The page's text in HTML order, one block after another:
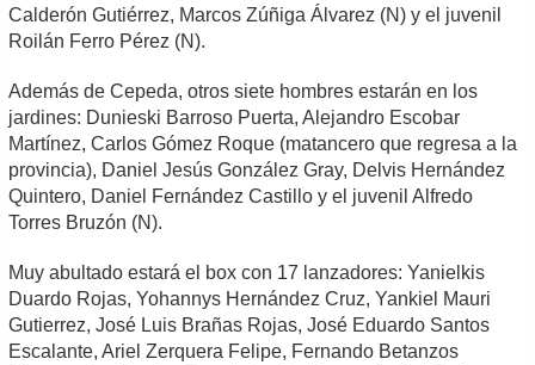
Calderón Gutiérrez, Marcos Zúñiga Álvarez (N) y el juvenil
Roilán Ferro Pérez (N).
Además de Cepeda, otros siete hombres estarán en los
jardines: Dunieski Barroso Puerta, Alejandro Escobar
Martínez, Carlos Gómez Roque (matancero que regresa a la
provincia), Daniel Jesús González Gray, Delvis Hernández
Quintero, Daniel Fernández Castillo y el juvenil Alfredo
Torres Bruzón (N).
Muy abultado estará el box con 17 lanzadores: Yanielkis
Duardo Rojas, Yohannys Hernández Cruz, Yankiel Mauri
Gutierrez, José Luis Brañas Rojas, José Eduardo Santos
Escalante, Ariel Zerquera Felipe, Fernando Betanzos